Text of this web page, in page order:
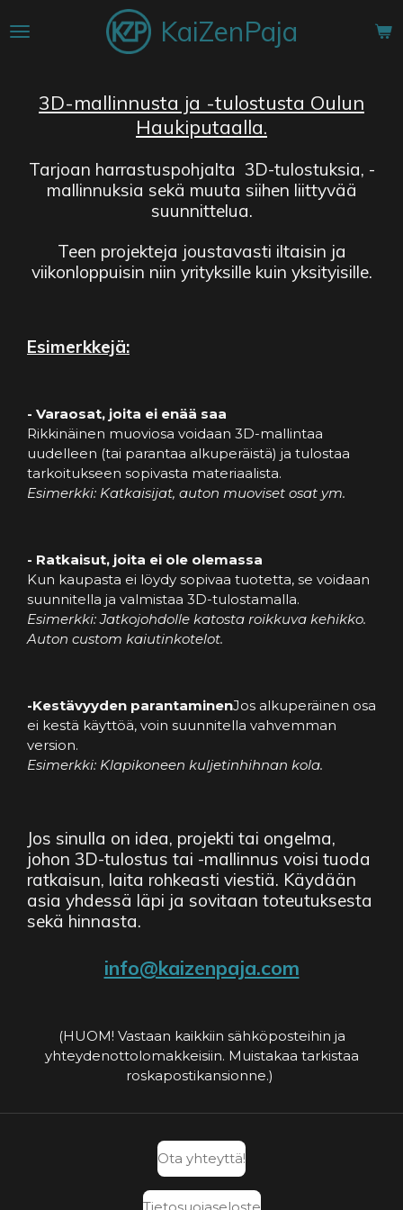
pääsisältöön
KaiZenPaja
3D-mallinnusta ja -tulostusta Oulun
Haukiputaalla.
Tarjoan harrastuspohjalta 3D-tulostuksia, -
mallinnuksia sekä muuta siihen liittyvää
suunnittelua.
Teen projekteja joustavasti iltaisin ja
viikonloppuisin niin yrityksille kuin yksityisille.
Esimerkkejä:
- Varaosat, joita ei enää saa
Rikkinäinen muoviosa voidaan 3D-mallintaa
uudelleen (tai parantaa alkuperäistä) ja tulostaa
tarkoitukseen sopivasta materiaalista.
Esimerkki: Katkaisijat, auton muoviset osat ym.
- Ratkaisut, joita ei ole olemassa
Kun kaupasta ei löydy sopivaa tuotetta, se voidaan
suunnitella ja valmistaa 3D-tulostamalla.
Esimerkki: Jatkojohdolle katosta roikkuva kehikko.
Auton custom kaiutinkotelot.
-Kestävyyden parantaminenJos alkuperäinen osa
ei kestä käyttöä, voin suunnitella vahvemman
version.
Esimerkki: Klapikoneen kuljetinhihnan kola.
Jos sinulla on idea, projekti tai ongelma,
johon 3D-tulostus tai -mallinnus voisi tuoda
ratkaisun, laita rohkeasti viestiä. Käydään
asia yhdessä läpi ja sovitaan toteutuksesta
sekä hinnasta.
info@kaizenpaja.com
(HUOM! Vastaan kaikkiin sähköposteihin ja
yhteydenottolomakkeisiin. Muistakaa tarkistaa
roskapostikansionne.)
Ota yhteyttä!